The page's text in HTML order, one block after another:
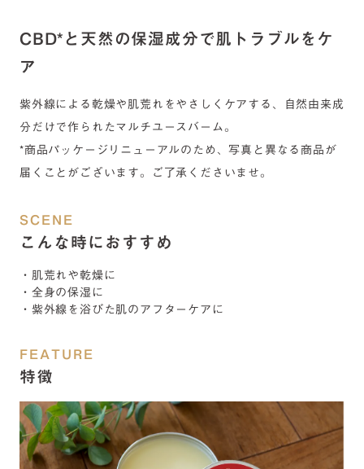
CBD*と天然の保湿成分で肌トラブルをケ
紫外線による乾燥や肌荒れをやさしくケアする、自然由来成
分だけで作られたマルチユースバーム。
*商品パッケージリニューアルのため、写真と異なる商品が
SCENE
こんな時におすすめ
・肌荒れや乾燥に
・全身の保湿に
FEATURE
特徴